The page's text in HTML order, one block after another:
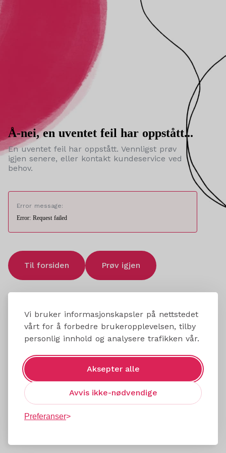
Vi bruker informasjonskapsler på nettstedet
vårt for å forbedre brukeropplevelsen, tilby
personlig innhold og analysere trafikken vår.
Aksepter alle
Avvis ikke-nødvendige
Preferanser
Å-nei, en uventet feil har oppstått...
En uventet feil har oppstått. Vennligst prøv
igjen senere, eller kontakt kundeservice ved
behov.
Error message:
Error: Request failed
Til forsiden Prøv igjen